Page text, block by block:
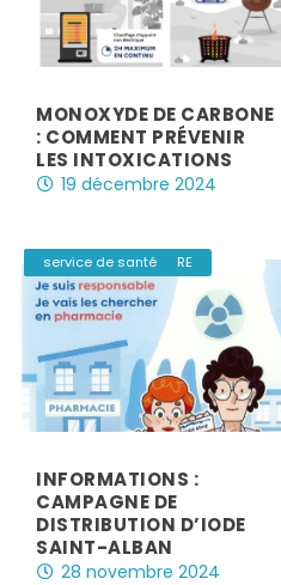
MONOXYDE DE CARBONE
: COMMENT PRÉVENIR
LES INTOXICATIONS
19 décembre 2024
INFORMATIONS :
CAMPAGNE DE
DISTRIBUTION D’IODE
SAINT-ALBAN
28 novembre 2024
Enfance & Social
Environnement
Mairie & Services
RESTAURANT SCOLAIRE
service de santé